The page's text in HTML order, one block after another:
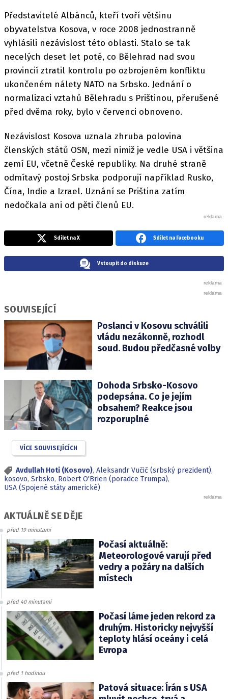
Představitelé Albánců, kteří tvoří většinu
obyvatelstva Kosova, v roce 2008 jednostranně
vyhlásili nezávislost této oblasti. Stalo se tak
necelých deset let poté, co Bělehrad nad svou
provincií ztratil kontrolu po ozbrojeném konfliktu
ukončeném nálety NATO na Srbsko. Jednání o
normalizaci vztahů Bělehradu s Prištinou, přerušené
před dvěma roky, bylo v červenci obnoveno.
Nezávislost Kosova uznala zhruba polovina
členských států OSN, mezi nimiž je vedle USA i většina
zemí EU, včetně České republiky. Na druhé straně
odmítavý postoj Srbska podporují například Rusko,
Čína, Indie a Izrael. Uznání se Priština zatím
nedočkala ani od pěti členů EU.
Sdílet na X Sdílet na Facebooku
Vstoupit do diskuze
SOUVISEJÍCÍ
Poslanci v Kosovu schválili
vládu nezákonně, rozhodl
soud. Budou předčasné volby
Dohoda Srbsko-Kosovo
podepsána. Co je jejím
obsahem? Reakce jsou
rozporuplné
VÍCE SOUVISEJÍCÍCH
Avdullah Hoti (Kosovo), Aleksandr Vučič (srbský prezident),
kosovo, Srbsko, Robert O'Brien (poradce Trumpa),
USA (Spojené státy americké)
AKTUÁLNĚ SE DĚJE
před 19 minutami
Počasí aktuálně:
Meteorologové varují před
vedry a požáry na dalších
místech
před 40 minutami
Počasí láme jeden rekord za
druhým. Historicky nejvyšší
teploty hlásí oceány i celá
Evropa
před 1 hodinou
Patová situace: Írán s USA